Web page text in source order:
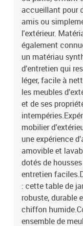
gris foncéMatériau de
polyester)Matériau de
mousseMatériau de
cotonDimensions du
x P x é)Dimensions du
(l x P x é)Dimensions
cm (L x l x
10 cm (L x l x é)La
central1 x table de
siège avec housse
accueillant pour
amis ou
l'extérieur.
également
un matériau
d'entretien qui
léger, facile à
les meubles
et de ses
mobilier
une expérience
amovible et
dotés de
entretien
: cette table de
robuste, durable
chiffon
ensemble de